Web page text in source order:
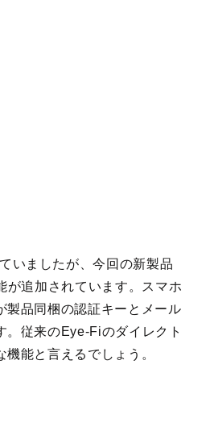
いましたが、今回の新製品
が追加されています。スマホ
製品同梱の認証キーとメール
。従来のEye-Fiのダイレクト
能と言えるでしょう。